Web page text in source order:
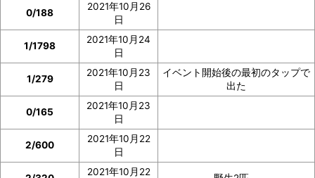
0/188
2021年10月26
日
1/1798
2021年10月24
日
1/279
2021年10月23
日
イベント開始後の最初のタップで
出た
0/165
2021年10月23
日
2/600
2021年10月22
日
2021年10月22